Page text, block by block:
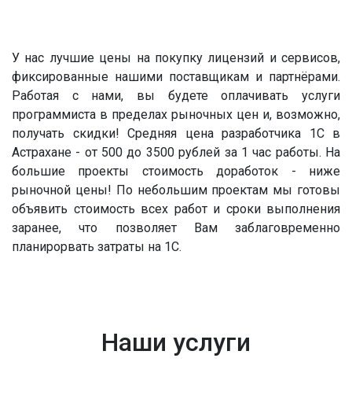
У нас лучшие цены на покупку лицензий и сервисов,
фиксированные нашими поставщикам и партнёрами.
Работая с нами, вы будете оплачивать услуги
программиста в пределах рыночных цен и, возможно,
получать скидки! Средняя цена разработчика 1С в
Астрахане - от 500 до 3500 рублей за 1 час работы. На
большие проекты стоимость доработок - ниже
рыночной цены! По небольшим проектам мы готовы
объявить стоимость всех работ и сроки выполнения
заранее, что позволяет Вам заблаговременно
планирорвать затраты на 1С.
Наши услуги